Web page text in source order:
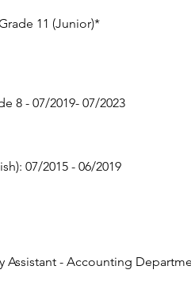
11 (Junior)*
8 - 07/2019- 07/2023
07/2015 - 06/2019
- Accounting